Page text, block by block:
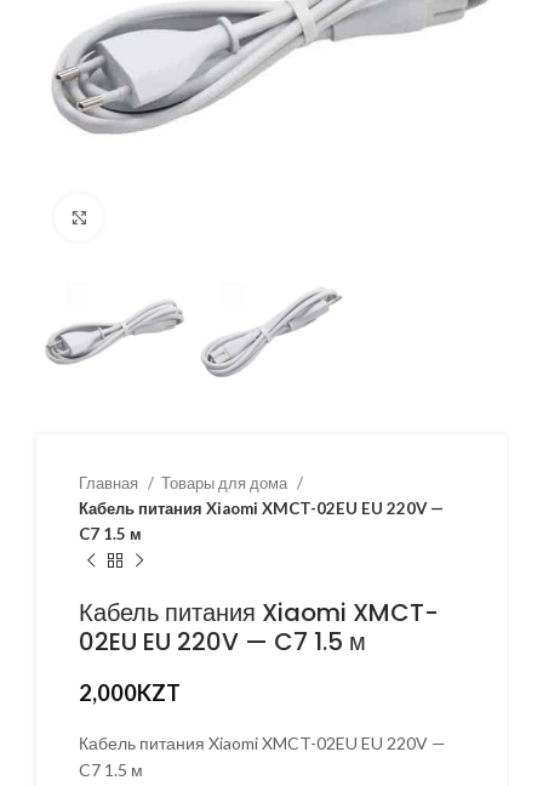
Главная
Товары для дома
Кабель питания Xiaomi XMCT-02EU EU 220V —
C7 1.5 м
Кабель питания Xiaomi XMCT-
02EU EU 220V — C7 1.5 м
2,000KZT
Кабель питания Xiaomi XMCT-02EU EU 220V —
C7 1.5 м